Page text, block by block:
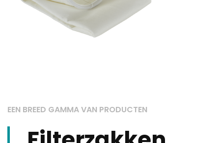
EEN BREED GAMMA VAN PRODUCTEN